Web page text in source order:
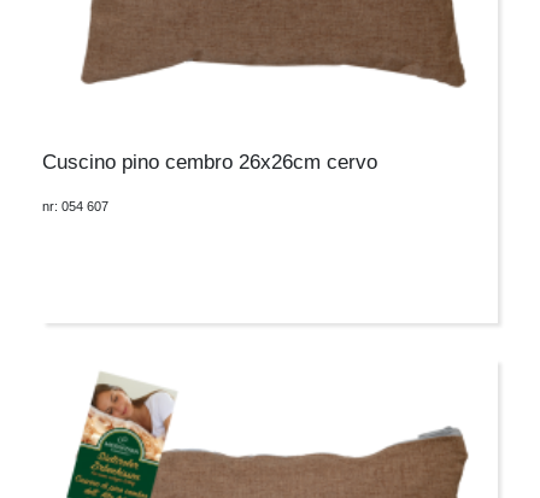
Cuscino pino cembro 26x26cm cervo
nr: 054 607